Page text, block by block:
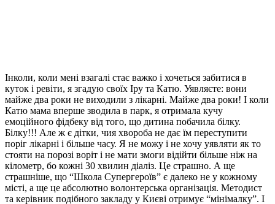
Інколи, коли мені взагалі стає важко і хочеться забитися в
куток і ревіти, я згадую своїх Іру та Катю. Уявляєте: вони
майже два роки не виходили з лікарні. Майже два роки! І коли
Катю мама вперше зводила в парк, я отримала кучу
емоційного фідбеку від того, що дитина побачила білку.
Білку!!! Але ж є дітки, чия хвороба не дає їм переступити
поріг лікарні і більше часу. Я не можу і не хочу уявляти як то
стояти на порозі воріт і не мати змоги відійти більше ніж на
кілометр, бо кожні 30 хвилин діаліз. Це страшно. А ще
страшніше, що “Школа Супергероїв” є далеко не у кожному
місті, а ще це абсолютно волонтерська організація. Методист
та керівник подібного закладу у Києві отримує “мінімалку”. І